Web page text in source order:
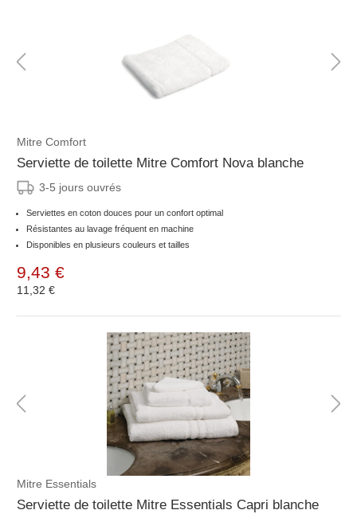
Mitre Comfort
Serviette de toilette Mitre Comfort Nova blanche
3-5 jours ouvrés
Serviettes en coton douces pour un confort optimal
Résistantes au lavage fréquent en machine
Disponibles en plusieurs couleurs et tailles
9,43 €
11,32 €
Mitre Essentials
Serviette de toilette Mitre Essentials Capri blanche